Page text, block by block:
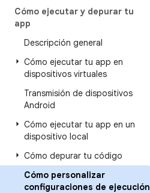
Cómo ejecutar y depurar tu
app
Descripción general
Cómo ejecutar tu app en
dispositivos virtuales
Transmisión de dispositivos
Android
Cómo ejecutar tu app en un
dispositivo local
Cómo depurar tu código
Cómo personalizar
configuraciones de ejecución